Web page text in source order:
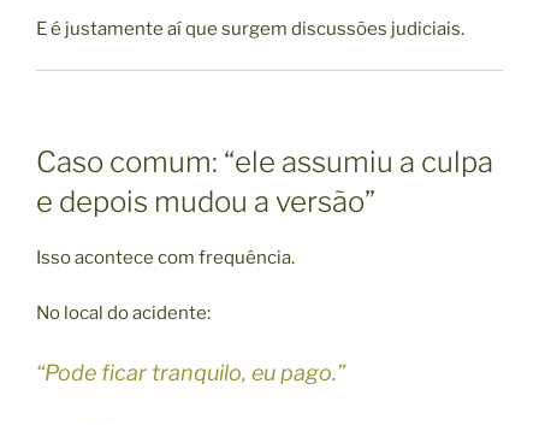
E é justamente aí que surgem discussões judiciais.
Caso comum: “ele assumiu a culpa
e depois mudou a versão”
Isso acontece com frequência.
No local do acidente:
“Pode ficar tranquilo, eu pago.”